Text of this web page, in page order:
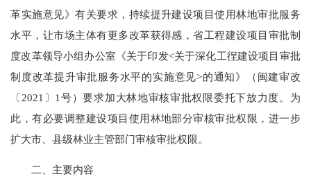
革实施意见》有关要求，持续提升建设项目使用林地审批服务
水平，让市场主体有更多改革获得感，省工程建设项目审批制
度改革领导小组办公室《关于印发<关于深化工徎建设项目审批
制度改革提升审批服务水平的实施意见>的通知》（闽建审改
〔2021〕1号）要求加大林地审核审批权限委托下放力度。为
此，有必要调整建设项目使用林地部分审核审批权限，进一步
扩大市、县级林业主管部门审核审批权限。
二、主要内容